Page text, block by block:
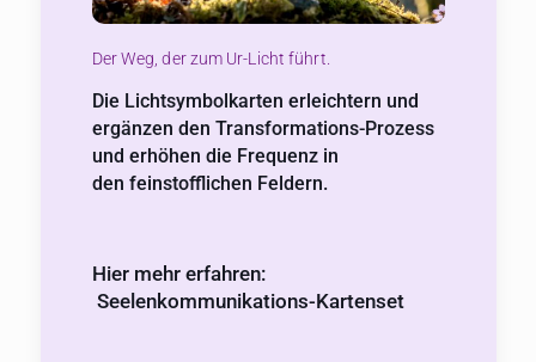
Der Weg, der zum Ur-Licht führt.
Die Lichtsymbolkarten erleichtern und
ergänzen den Transformations-Prozess
und erhöhen die Frequenz in
den feinstofflichen Feldern.
Hier mehr erfahren:
Seelenkommunikations-Kartenset